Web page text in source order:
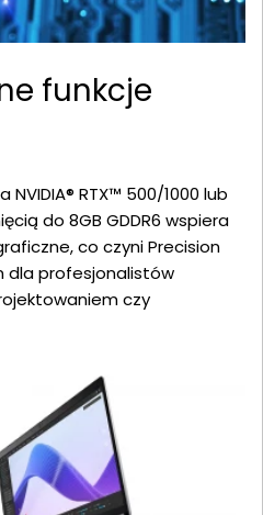
funkcje
RTX™ 500/1000 lub
do 8GB GDDR6 wspiera
co czyni Precision
dla profesjonalistów
czy